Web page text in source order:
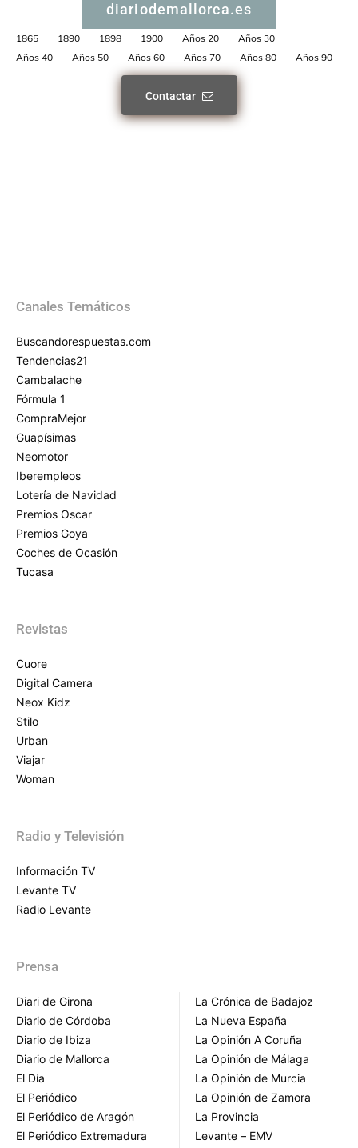
diariodemallorca.es
1865 1890 1898 1900 Años 20
Años 30
Años 40
Años 50 Años 60 Años 70 Años 80 Años 90
Contactar
Canales Temáticos
Buscandorespuestas.com
Tendencias21
Cambalache
Fórmula 1
CompraMejor
Guapísimas
Neomotor
Iberempleos
Lotería de Navidad
Premios Oscar
Premios Goya
Coches de Ocasión
Tucasa
Revistas
Cuore
Digital Camera
Neox Kidz
Stilo
Urban
Viajar
Woman
Radio y Televisión
Información TV
Levante TV
Radio Levante
Prensa
Diari de Girona
Diario de Córdoba
Diario de Ibiza
Diario de Mallorca
El Día
El Periódico
El Periódico de Aragón
El Periódico Extremadura
La Crónica de Badajoz
La Nueva España
La Opinión A Coruña
La Opinión de Málaga
La Opinión de Murcia
La Opinión de Zamora
La Provincia
Levante – EMV